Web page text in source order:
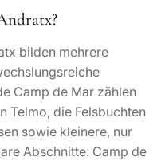
Immobilienkäufer
Diese
bestimmten
Magaluf. Wer Wert auf
Umgebungen
Camp de Mar,